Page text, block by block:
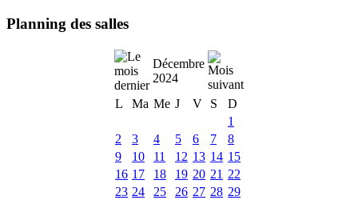
Planning des salles
Décembre
2024
L
Ma Me J V S
D
1
2
3 4 5 6 7
8
9
10 11 12 13 14 15
16 17 18 19 20 21 22
23 24 25 26 27 28 29